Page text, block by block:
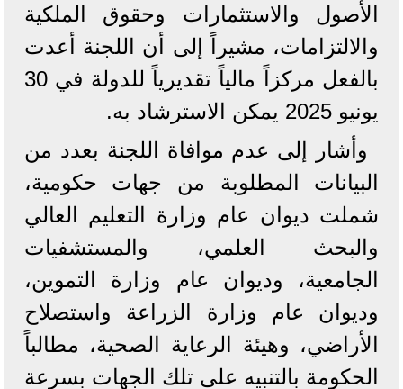
الأصول والاستثمارات وحقوق الملكية
والالتزامات، مشيراً إلى أن اللجنة أعدت
بالفعل مركزاً مالياً تقديرياً للدولة في 30
يونيو 2025 يمكن الاسترشاد به.
وأشار إلى عدم موافاة اللجنة بعدد من
البيانات المطلوبة من جهات حكومية،
شملت ديوان عام وزارة التعليم العالي
والبحث العلمي، والمستشفيات
الجامعية، وديوان عام وزارة التموين،
وديوان عام وزارة الزراعة واستصلاح
الأراضي، وهيئة الرعاية الصحية، مطالباً
الحكومة بالتنبيه على تلك الجهات بسرعة